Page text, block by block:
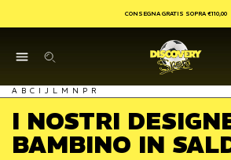
CONSEGNA GRATIS SOPRA €110,00
A B C I J L M N P R
I NOSTRI
BAMBINO IN